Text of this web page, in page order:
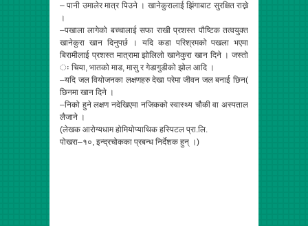
– पानी उमालेर मात्र पिउने । खानेकुरालाई झिंगाबाट सुरक्षित राख्ने
।
–पखाला लागेको बच्चालाई सफा राखी प्रशस्त पौष्टिक तत्वयुक्त
खानेकुरा खान दिनुपर्छ । यदि कडा परिश्रमको पखला भएमा
बिरामीलाई प्रशस्त मात्रामा झोलिलो खानेकुरा खान दिने । जस्तो
ः चिया, भातको माड, मासु र गेडागुडीको झोल आदि ।
–यदि जल वियोजनका लक्षणहरु देखा परेमा जीवन जल बनाई छिन(
छिनमा खान दिने ।
–निको हुने लक्षण नदेखिएमा नजिकको स्वास्थ्य चौकी वा अस्पताल
लैजाने ।
(लेखक आरोग्यधाम होमियोप्याथिक हस्पिटल प्रा.लि.
पोखरा–१०, इन्द्रचोकका प्रबन्ध निर्देशक हुन् ।)